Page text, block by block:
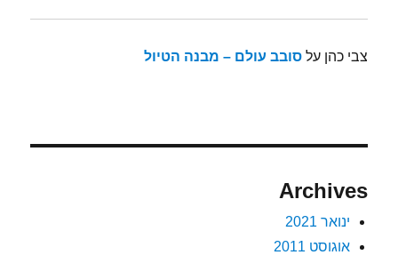
צבי כהן עלסובב עולם – מבנה הטיול
Archives
ינואר 2021
אוגוסט 2011